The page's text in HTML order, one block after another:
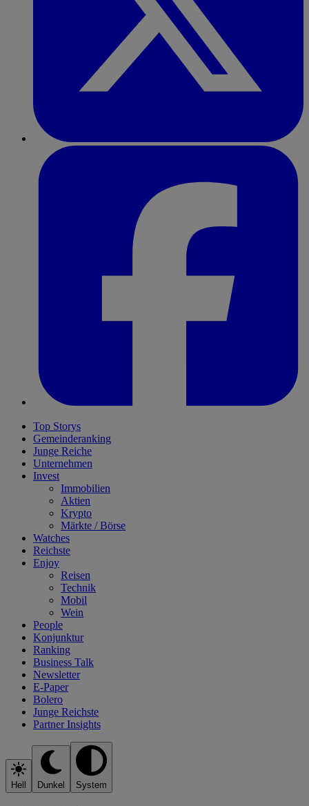
Top Storys
Gemeinderanking
Junge Reiche
Unternehmen
Invest
Immobilien
Aktien
Krypto
Märkte / Börse
Watches
Reichste
Enjoy
Reisen
Technik
Mobil
Wein
People
Konjunktur
Ranking
Business Talk
Newsletter
E-Paper
Bolero
Junge Reichste
Partner Insights
Hell Dunkel System